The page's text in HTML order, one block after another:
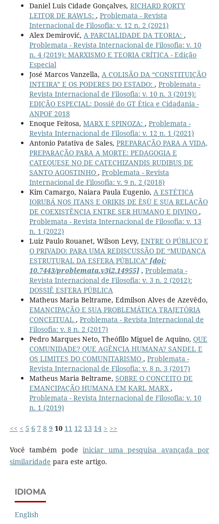
Daniel Luis Cidade Gonçalves, RICHARD RORTY
LEITOR DE RAWLS: , Problemata - Revista
Internacional de Filosofia: v. 12 n. 2 (2021)
Alex Demirović, A PARCIALIDADE DA TEORIA: ,
Problemata - Revista Internacional de Filosofia: v. 10
n. 4 (2019): MARXISMO E TEORIA CRÍTICA - Edição
Especial
José Marcos Vanzella, A COLISÃO DA “CONSTITUIÇÃO
INTEIRA” E OS PODERES DO ESTADO: , Problemata -
Revista Internacional de Filosofia: v. 10 n. 3 (2019):
EDIÇÃO ESPECIAL: Dossiê do GT Ética e Cidadania -
ANPOF 2018
Enoque Feitosa, MARX E SPINOZA: , Problemata -
Revista Internacional de Filosofia: v. 12 n. 1 (2021)
Antonio Patativa de Sales, PREPARAÇÃO PARA A VIDA,
PREPARAÇÃO PARA A MORTE: PEDAGOGIA E
CATEQUESE NO DE CATECHIZANDIS RUDIBUS DE
SANTO AGOSTINHO , Problemata - Revista
Internacional de Filosofia: v. 9 n. 2 (2018)
Kim Camargo, Naiara Paula Eugenio, A ESTÉTICA
IORUBÁ NOS ITANS E ORIKIS DE ÈṢÙ E SUA RELAÇÃO
DE COEXISTÊNCIA ENTRE SER HUMANO E DIVINO ,
Problemata - Revista Internacional de Filosofia: v. 13
n. 1 (2022)
Luiz Paulo Rouanet, Wilson Levy, ENTRE O PÚBLICO E
O PRIVADO: PARA UMA REDISCUSSÃO DE “MUDANÇA
ESTRUTURAL DA ESFERA PÚBLICA” [doi:
10.7443/problemata.v3i2.14955], Problemata -
Revista Internacional de Filosofia: v. 3 n. 2 (2012):
DOSSIÊ ESFERA PÚBLICA
Matheus Maria Beltrame, Edmilson Alves de Azevêdo,
EMANCIPAÇÃO E SUA PROBLEMÁTICA TRAJETÓRIA
CONCEITUAL , Problemata - Revista Internacional de
Filosofia: v. 8 n. 2 (2017)
Pedro Marques Neto, Theófilo Miguel de Aquino, QUE
COMUNIDADE? QUE AGÊNCIA HUMANA? SANDEL E
OS LIMITES DO COMUNITARISMO , Problemata -
Revista Internacional de Filosofia: v. 8 n. 3 (2017)
Matheus Maria Beltrame, SOBRE O CONCEITO DE
EMANCIPAÇÃO HUMANA EM KARL MARX ,
Problemata - Revista Internacional de Filosofia: v. 10
n. 1 (2019)
<< < 5 6 7 8 9 10 11 12 13 14 > >>
Você também podeiniciar uma pesquisa avançada por
similaridade para este artigo.
IDIOMA
English